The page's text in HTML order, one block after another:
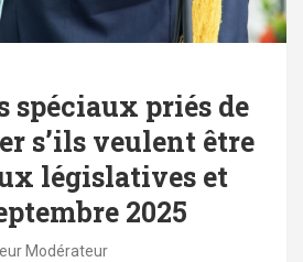
spéciaux priés de
s’ils veulent être
législatives et
2025
Modérateur